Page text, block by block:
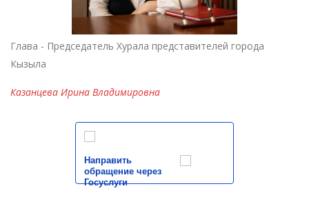
Глава - Председатель Хурала представителей города
Кызыла
Казанцева Ирина Владимировна
Направить
обращение через
Госуслуги